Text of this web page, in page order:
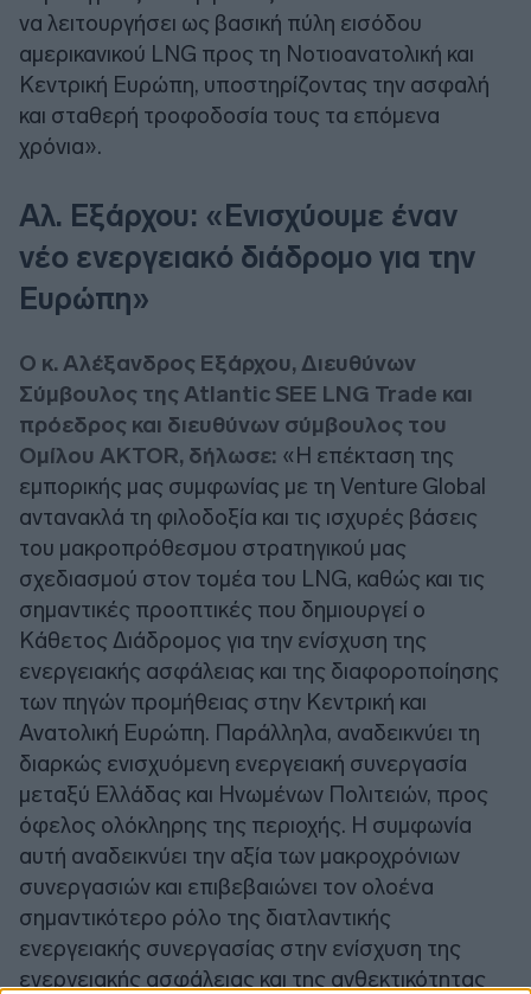
να λειτουργήσει ως βασική πύλη εισόδου
αμερικανικού LNG προς τη Νοτιοανατολική και
Κεντρική Ευρώπη, υποστηρίζοντας την ασφαλή
και σταθερή τροφοδοσία τους τα επόμενα
χρόνια».
Αλ. Εξάρχου: «Ενισχύουμε έναν
νέο ενεργειακό διάδρομο για την
Ευρώπη»
Ο κ. Αλέξανδρος Εξάρχου, Διευθύνων
Σύμβουλος της Atlantic SEE LNG Trade και
πρόεδρος και διευθύνων σύμβουλος του
Ομίλου AKTOR, δήλωσε: «Η επέκταση της
εμπορικής μας συμφωνίας με τη Venture Global
αντανακλά τη φιλοδοξία και τις ισχυρές βάσεις
του μακροπρόθεσμου στρατηγικού μας
σχεδιασμού στον τομέα του LNG, καθώς και τις
σημαντικές προοπτικές που δημιουργεί ο
Κάθετος Διάδρομος για την ενίσχυση της
ενεργειακής ασφάλειας και της διαφοροποίησης
των πηγών προμήθειας στην Κεντρική και
Ανατολική Ευρώπη. Παράλληλα, αναδεικνύει τη
διαρκώς ενισχυόμενη ενεργειακή συνεργασία
μεταξύ Ελλάδας και Ηνωμένων Πολιτειών, προς
όφελος ολόκληρης της περιοχής. Η συμφωνία
αυτή αναδεικνύει την αξία των μακροχρόνιων
συνεργασιών και επιβεβαιώνει τον ολοένα
σημαντικότερο ρόλο της διατλαντικής
ενεργειακής συνεργασίας στην ενίσχυση της
ενεργειακής ασφάλειας και της ανθεκτικότητας